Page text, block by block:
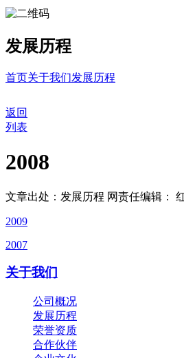
发展历程
首页关于我们发展历程
返回
列表
2008
文章出处：发展历程 网责任编辑：
2009
2007
关于我们
公司概况
发展历程
荣誉资质
合作伙伴